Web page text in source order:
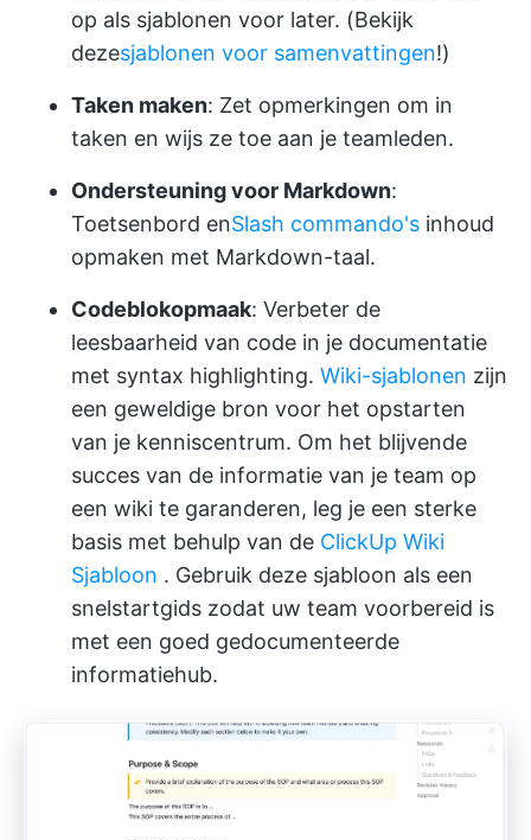
op als sjablonen voor later. (Bekijk
dezesjablonen voor samenvattingen!)
Taken maken: Zet opmerkingen om in
taken en wijs ze toe aan je teamleden.
Ondersteuning voor Markdown:
Toetsenbord enSlash commando's inhoud
opmaken met Markdown-taal.
Codeblokopmaak: Verbeter de
leesbaarheid van code in je documentatie
met syntax highlighting. Wiki-sjablonen zijn
een geweldige bron voor het opstarten
van je kenniscentrum. Om het blijvende
succes van de informatie van je team op
een wiki te garanderen, leg je een sterke
basis met behulp van de ClickUp Wiki
Sjabloon . Gebruik deze sjabloon als een
snelstartgids zodat uw team voorbereid is
met een goed gedocumenteerde
informatiehub.